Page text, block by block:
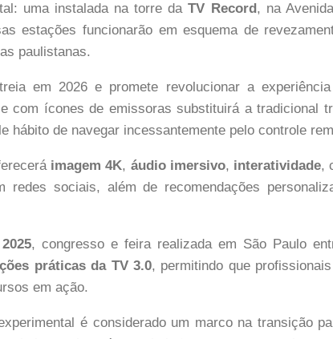
uma instalada na torre daTV Record , na
estações funcionarão em esquema de
paulistanas.
em 2026 e promete revolucionar a
com ícones de emissoras substituirá a tradicional
hábito de navegar incessantemente pelo controle
imagem 4K, áudio imersivo, interatividade,
redes sociais, além de recomendações
, congresso e feira realizada em São Paulo
práticas da TV 3.0, permitindo que
em ação.
é considerado um marco na transição